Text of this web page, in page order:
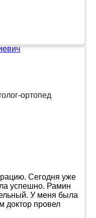
ортопед
Сегодня уже
успешно. Рамин
У меня была
доктор провел